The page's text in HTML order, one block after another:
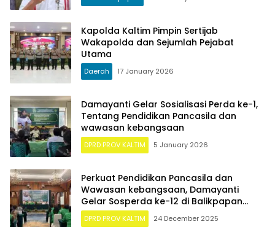
Kapolda Kaltim Pimpin Sertijab
Wakapolda dan Sejumlah Pejabat
Utama
Daerah 17 January 2026
Damayanti Gelar Sosialisasi Perda ke-1,
Tentang Pendidikan Pancasila dan
wawasan kebangsaan
DPRD PROV KALTIM 5 January 2026
Perkuat Pendidikan Pancasila dan
Wawasan kebangsaan, Damayanti
Gelar Sosperda ke-12 di Balikpapan
selatan
DPRD PROV KALTIM 24 December 2025